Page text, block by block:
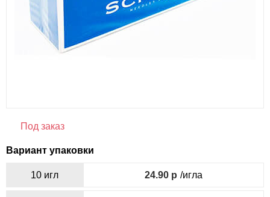
Под заказ
Вариант упаковки
10 игл 24.90 /игла